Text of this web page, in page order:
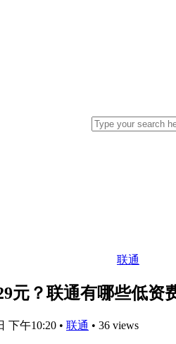
联通
元？联通有哪些低资
下午10:20 • 联通 • 36 views